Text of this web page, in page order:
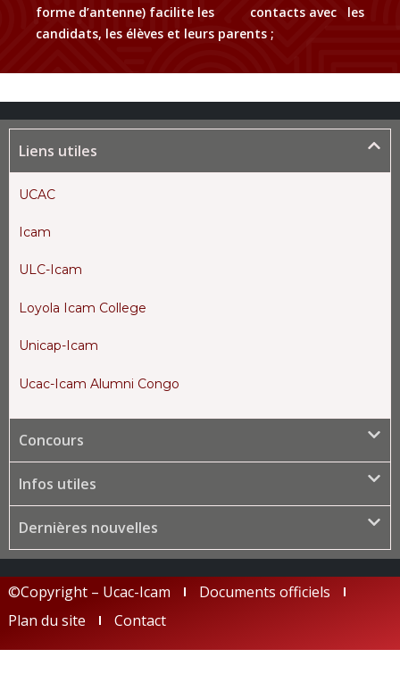
forme d’antenne) facilite les contacts avec les
candidats, les élèves et leurs parents ;
Liens utiles
UCAC
Icam
ULC-Icam
Loyola Icam College
Unicap-Icam
Ucac-Icam Alumni Congo
Concours
Infos utiles
Dernières nouvelles
©Copyright – Ucac-Icam
Documents officiels
Plan du site
Contact